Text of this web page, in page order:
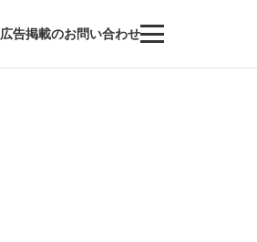
広告掲載のお問い合わせ